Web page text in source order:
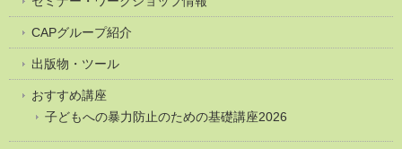
CAPグループ紹介
出版物・ツール
おすすめ講座
子どもへの暴力防止のための基礎講座2026